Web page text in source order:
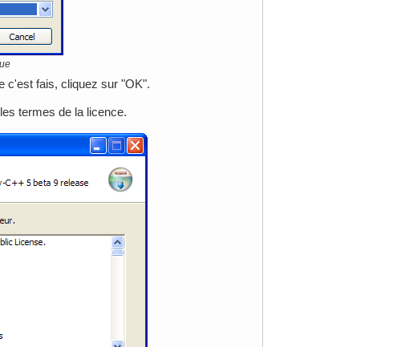
c'est fais, cliquez sur "OK".
termes de la licence.